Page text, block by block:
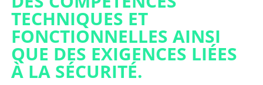
TECHNIQUES ET
FONCTIONNELLES AINSI
QUE DES EXIGENCES LIÉES
À LA SÉCURITÉ.